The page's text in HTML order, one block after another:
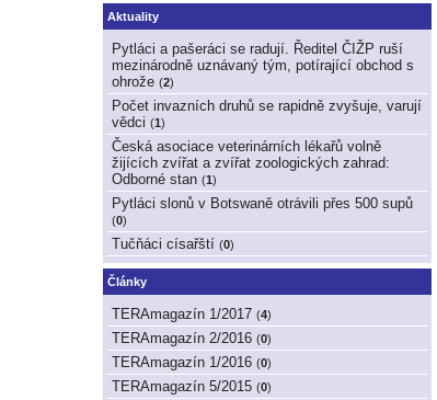
Aktuality
Pytláci a pašeráci se radují. Ředitel ČIŽP ruší
mezinárodně uznávaný tým, potírající obchod s
ohrože (2)
Počet invazních druhů se rapidně zvyšuje, varují
vědci (1)
Česká asociace veterinárních lékařů volně
žijících zvířat a zvířat zoologických zahrad:
Odborné stan (1)
Pytláci slonů v Botswaně otrávili přes 500 supů
(0)
Tučňáci císařští (0)
Články
TERAmagazín 1/2017 (4)
TERAmagazín 2/2016 (0)
TERAmagazín 1/2016 (0)
TERAmagazín 5/2015 (0)